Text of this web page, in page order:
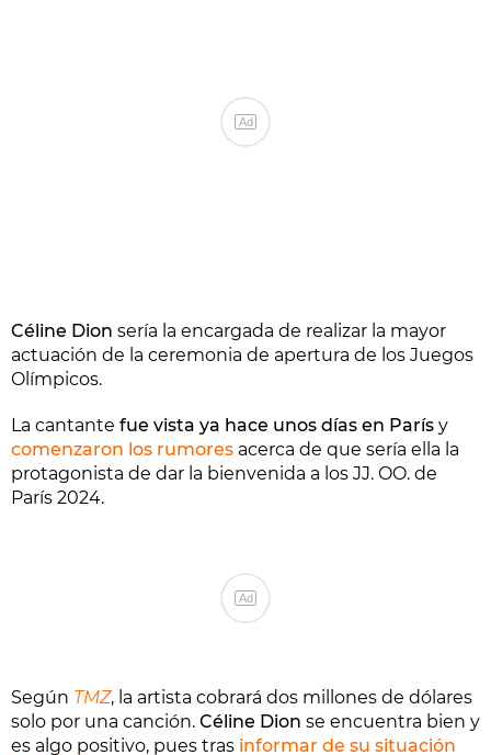
Ad
Céline Dion sería la encargada de realizar la mayor
actuación de la ceremonia de apertura de los Juegos
Olímpicos.
La cantante fue vista ya hace unos días en París y
comenzaron los rumores acerca de que sería ella la
protagonista de dar la bienvenida a los JJ. OO. de
París 2024.
Ad
Según TMZ, la artista cobrará dos millones de dólares
solo por una canción. Céline Dion se encuentra bien y
es algo positivo, pues tras informar de su situación